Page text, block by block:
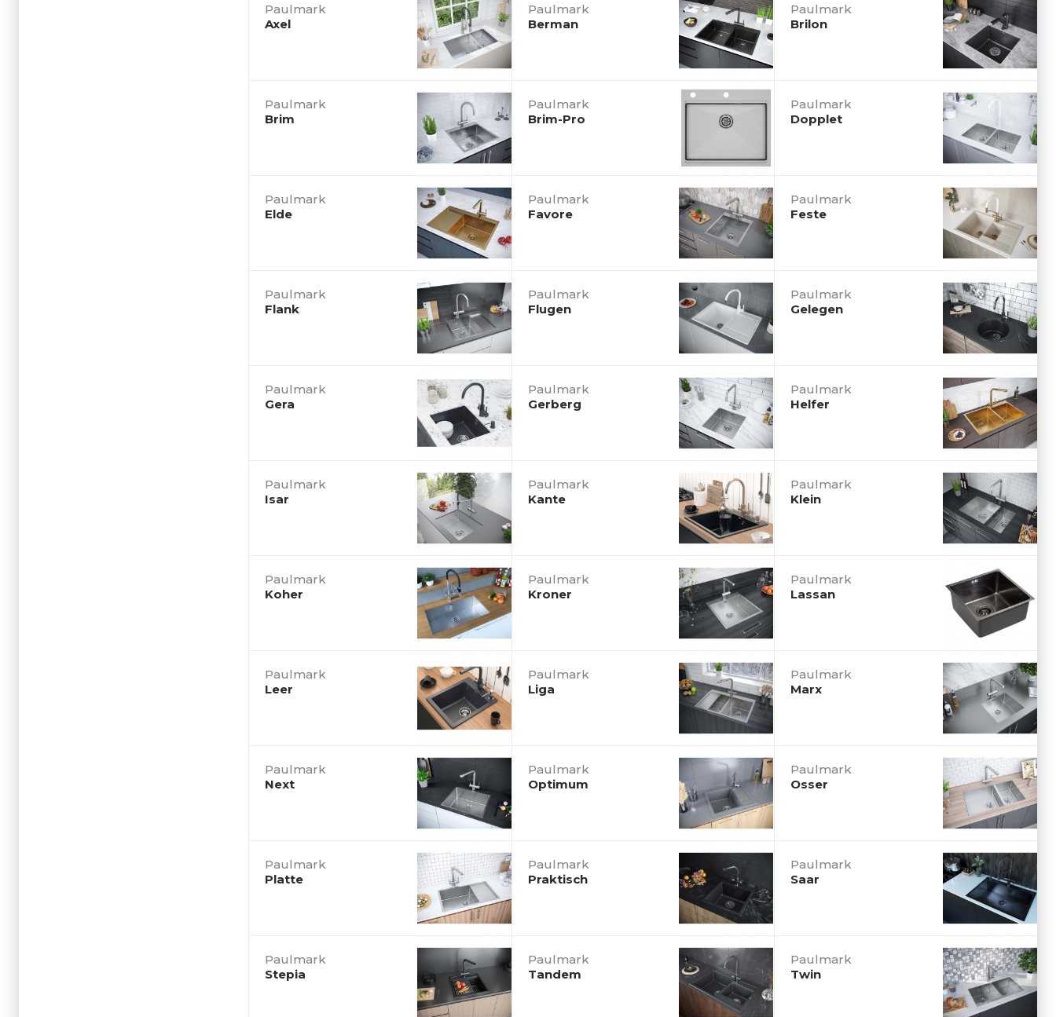
Paulmark
Axel
Paulmark
Berman
Paulmark
Brilon
Paulmark
Brim
Paulmark
Brim-Pro
Paulmark
Dopplet
Paulmark
Elde
Paulmark
Favore
Paulmark
Feste
Paulmark
Flank
Paulmark
Flugen
Paulmark
Gelegen
Paulmark
Gera
Paulmark
Gerberg
Paulmark
Helfer
Paulmark
Isar
Paulmark
Kante
Paulmark
Klein
Paulmark
Koher
Paulmark
Kroner
Paulmark
Lassan
Paulmark
Leer
Paulmark
Liga
Paulmark
Marx
Paulmark
Next
Paulmark
Optimum
Paulmark
Osser
Paulmark
Platte
Paulmark
Praktisch
Paulmark
Saar
Paulmark
Stepia
Paulmark
Tandem
Paulmark
Twin